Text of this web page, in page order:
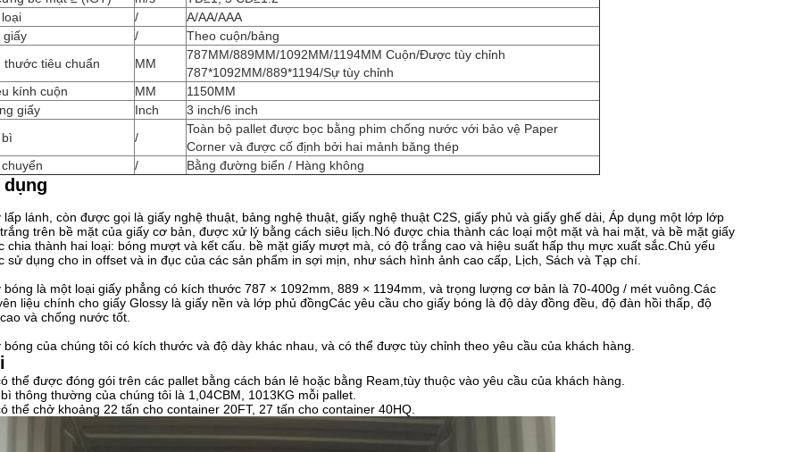
/
A/AA/AAA
giấy
/
Theo cuộn/bảng
thước tiêu chuẩn
MM
787MM/889MM/1092MM/1194MM Cuộn/Được tùy chỉnh
787*1092MM/889*1194/Sự tùy chỉnh
kính cuộn
MM
1150MM
giấy
Inch
3 inch/6 inch
/
Toàn bộ pallet được bọc bằng phim chống nước với bảo vệ Paper
Corner và được cố định bởi hai mảnh băng thép
/ Bằng đường biển / Hàng không
dụng
lấp lánh, còn được gọi là giấy nghệ thuật, bảng nghệ thuật, giấy nghệ thuật C2S, giấy phủ và giấy ghế dài, Áp dụng một lớp lớp
trên bề mặt của giấy cơ bản, được xử lý bằng cách siêu lịch.Nó được chia thành các loại một mặt và hai mặt, và bề mặt giấy
chia thành hai loại: bóng mượt và kết cấu. bề mặt giấy mượt mà, có độ trắng cao và hiệu suất hấp thụ mực xuất sắc.Chủ yếu
sử dụng cho in offset và in đục của các sản phẩm in sợi mịn, như sách hình ảnh cao cấp, Lịch, Sách và Tạp chí.
bóng là một loại giấy phẳng có kích thước 787 × 1092mm, 889 × 1194mm, và trọng lượng cơ bản là 70-400g / mét vuông.Các
liệu chính cho giấy Glossy là giấy nền và lớp phủ đồngCác yêu cầu cho giấy bóng là độ dày đồng đều, độ đàn hồi thấp, độ
và chống nước tốt.
bóng của chúng tôi có kích thước và độ dày khác nhau, và có thể được tùy chỉnh theo yêu cầu của khách hàng.
thể được đóng gói trên các pallet bằng cách bán lẻ hoặc bằng Ream,tùy thuộc vào yêu cầu của khách hàng.
thông thường của chúng tôi là 1,04CBM, 1013KG mỗi pallet.
thể chở khoảng 22 tấn cho container 20FT, 27 tấn cho container 40HQ.